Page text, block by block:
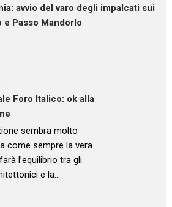
avvio del varo degli impalcati sui
e Passo Mandorlo
Foro Italico: ok alla
sembra molto
come sempre la vera
l’equilibrio tra gli
e la…